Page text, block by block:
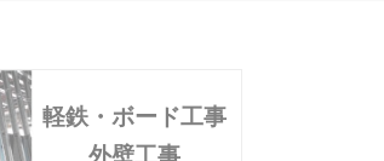
いづくりで
軽鉄・ボード工事
外壁工事